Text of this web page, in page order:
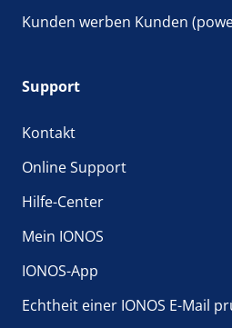
Kunden werben Kunden
Support
Kontakt
Online Support
Hilfe-Center
Mein IONOS
IONOS-App
Echtheit einer IONOS E-Mail